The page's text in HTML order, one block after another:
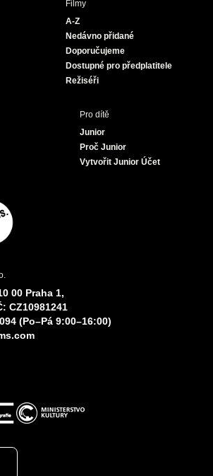
Filmy
A-Z
Nedávno přidané
Doporučujeme
Dostupné pro předplatitele
Režiséři
Pro dítě
Junior
Proč Junior
Vytvořit Junior Účet
00 Praha 1,
CZ10981241
(Po–Pá 9:00–16:00)